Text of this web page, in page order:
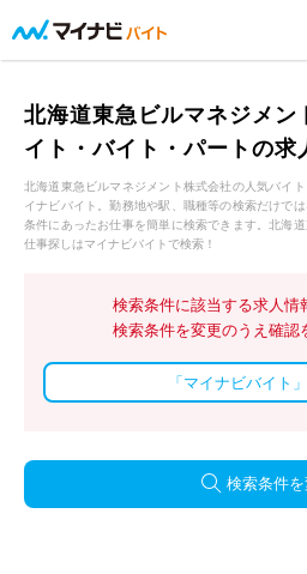
北海道東急ビルマネジメン
イト・バイト・パートの求
北海道東急ビルマネジメント株式会社の人気バイ
イナビバイト。勤務地や駅、職種等の検索だけで
条件にあったお仕事を簡単に検索できます。北海
仕事探しはマイナビバイトで検索！
検索条件に該当する求人情
検索条件を変更のうえ確認
「マイナビバイト
検索条件を